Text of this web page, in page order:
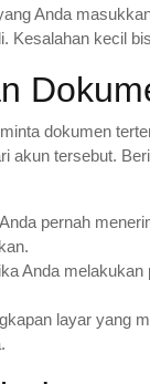
Anda
Kesalahan kecil
dokumen
akun tersebut.
pernah
Anda
layar yang